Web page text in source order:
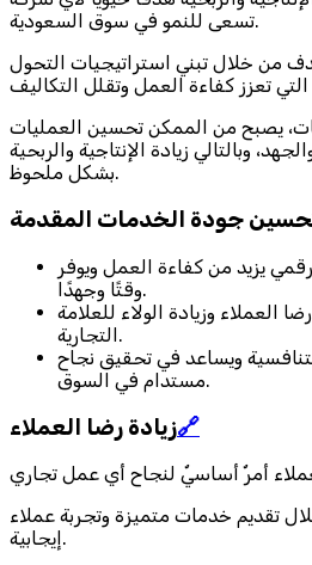
تسعى للنمو في سوق السعودية.
من خلال تبني استراتيجيات التحول
يصبح من الممكن تحسين العمليات
وبالتالي زيادة الإنتاجية والربحية
بشكل ملحوظ.
جودة الخدمات المقدمة
يزيد من كفاءة العمل ويوفر
وقتًا وجهدًا.
العملاء وزيادة الولاء للعلامة
التجارية.
ويساعد في تحقيق نجاح
مستدام في السوق.
زيادة رضا العملاء🔗
تقديم خدمات متميزة وتجربة عملاء
إيجابية.